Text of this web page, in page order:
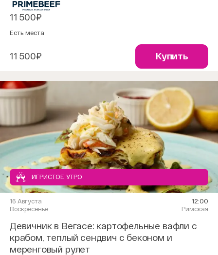
11 500₽
Есть места
11 500₽ Купить
ИГРИСТОЕ УТРО
16 Августа
Воскресенье
12:00
Римская
Девичник в Вегасе: картофельные вафли с
крабом, теплый сендвич с беконом и
меренговый рулет